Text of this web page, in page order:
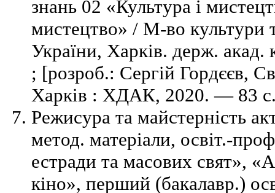
знань 02 «Культура і
мистецтво» / М-во культури
України, Харків. держ.
; [розроб.: Сергій Гордєєв,
Харків : ХДАК, 2020. — 83
Режисура та майстерність
метод. матеріали, освіт.-
естради та масових свят»,
кіно», перший (бакалавр.)